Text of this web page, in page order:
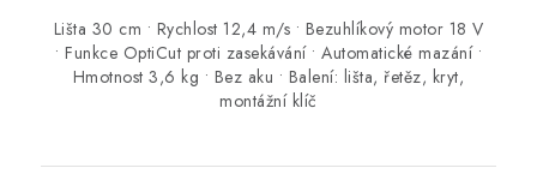
Lišta 30 cm • Rychlost 12,4 m/s • Bezuhlíkový motor 18 V
• Funkce OptiCut proti zasekávání • Automatické mazání •
Hmotnost 3,6 kg • Bez aku • Balení: lišta, řetěz, kryt,
montážní klíč